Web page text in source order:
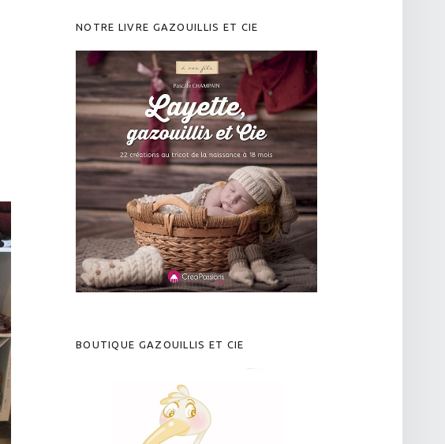
NOTRE LIVRE GAZOUILLIS ET CIE
BOUTIQUE GAZOUILLIS ET CIE